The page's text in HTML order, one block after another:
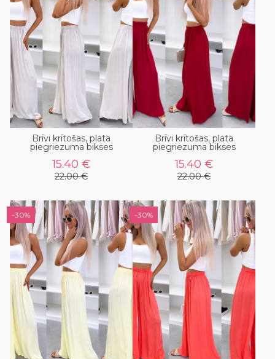
Brīvi krītošas, plata
piegriezuma bikses
15.40 €
22.00 €
Brīvi krītošas, plata
piegriezuma bikses
15.40 €
22.00 €
-30% -30%